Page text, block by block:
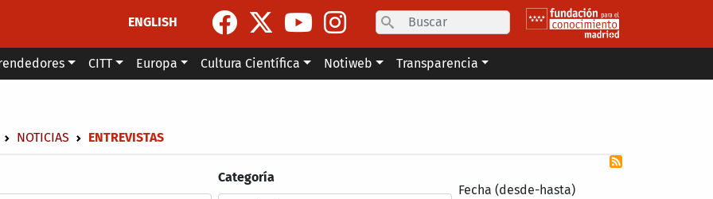
ENGLISH
Search
CITT Europa Cultura Científica Notiweb Transparencia
enlaces de ayuda a la navegación
NOTICIAS ENTREVISTAS
Categoría
Fecha (desde-hasta)